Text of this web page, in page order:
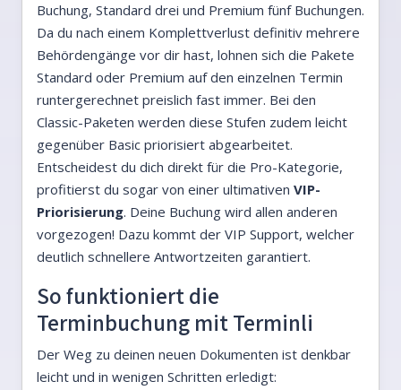
Buchung, Standard drei und Premium fünf Buchungen.
Da du nach einem Komplettverlust definitiv mehrere
Behördengänge vor dir hast, lohnen sich die Pakete
Standard oder Premium auf den einzelnen Termin
runtergerechnet preislich fast immer. Bei den
Classic-Paketen werden diese Stufen zudem leicht
gegenüber Basic priorisiert abgearbeitet.
Entscheidest du dich direkt für die Pro-Kategorie,
profitierst du sogar von einer ultimativen VIP-
Priorisierung. Deine Buchung wird allen anderen
vorgezogen! Dazu kommt der VIP Support, welcher
deutlich schnellere Antwortzeiten garantiert.
So funktioniert die
Terminbuchung mit Terminli
Der Weg zu deinen neuen Dokumenten ist denkbar
leicht und in wenigen Schritten erledigt: